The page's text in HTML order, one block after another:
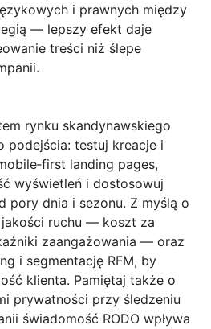
i prawnych między
— lepszy efekt daje
treści niż ślepe
rynku skandynawskiego
podejścia: testuj kreacje i
landing pages,
wyświetleń i dostosowuj
pory dnia i sezonu. Z myślą o
jakości ruchu — koszt za
zaangażowania — oraz
i segmentację RFM, by
klienta. Pamiętaj także o
prywatności przy śledzeniu
świadomość RODO wpływa